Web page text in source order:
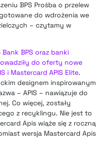
BPS Prośba o przelew
do wdrożenia we
– czytamy w
Bank BPS oraz banki
do oferty nowe
i Mastercard APIS Elite.
designem inspirowanym
– APIS – nawiązuje do
Co więcej, zostały
z recyklingu. Nie jest to
Apis wiąże się z roczną
wersja Mastercard Apis